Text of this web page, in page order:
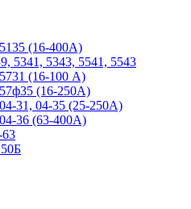
(16-400А)
5341, 5343, 5541, 5543
(16-100 А)
(16-250А)
31, 04-35 (25-250А)
36 (63-400А)